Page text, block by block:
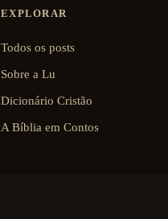
EXPLORAR
Todos os posts
Sobre a Lu
Dicionário Cristão
A Bíblia em Contos